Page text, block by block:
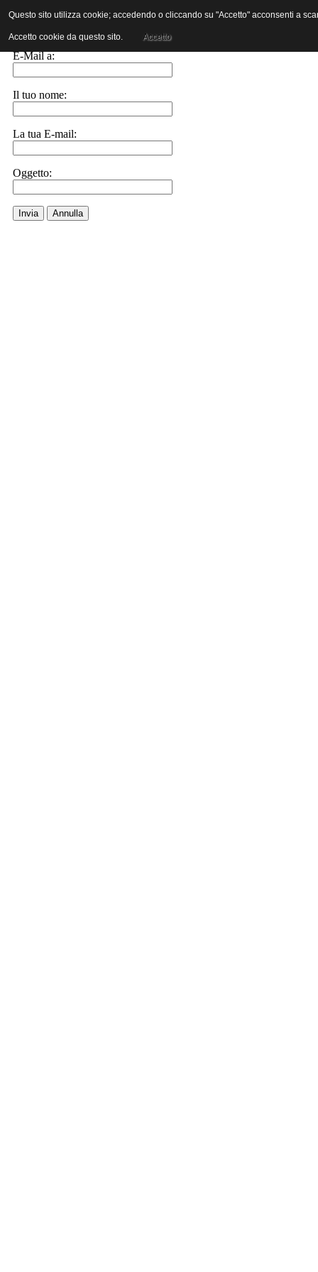
Invia ad un amico.
E-Mail a:
Il tuo nome:
La tua E-mail:
Oggetto:
Invia Annulla
Questo sito utilizza cookie; accedendo o cliccando su "Accetto" acconsenti a
Accetto cookie da questo sito. Accetto